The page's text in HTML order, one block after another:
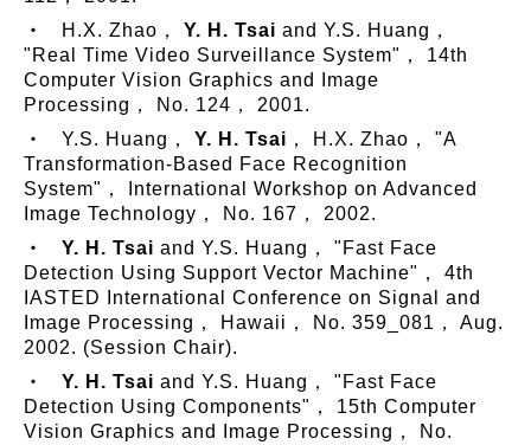
‧ H.X. Zhao， Y. H. Tsai and Y.S. Huang，
"Real Time Video Surveillance System"， 14th
Computer Vision Graphics and Image
Processing， No. 124， 2001.
‧ Y.S. Huang， Y. H. Tsai ， H.X. Zhao， "A
Transformation-Based Face Recognition
System"， International Workshop on Advanced
Image Technology， No. 167， 2002.
‧ Y. H. Tsai and Y.S. Huang， "Fast Face
Detection Using Support Vector Machine"， 4th
IASTED International Conference on Signal and
Image Processing， Hawaii， No. 359_081， Aug.
2002. (Session Chair).
‧ Y. H. Tsai and Y.S. Huang， "Fast Face
Detection Using Components"， 15th Computer
Vision Graphics and Image Processing， No.